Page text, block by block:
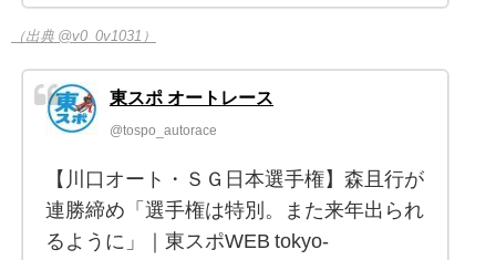
（出典 @v0_0v1031）
東スポ オートレース
@tospo_autorace
【川口オート・ＳＧ日本選手権】森且行が
連勝締め「選手権は特別。また来年出られ
るように」｜東スポWEB tokyo-